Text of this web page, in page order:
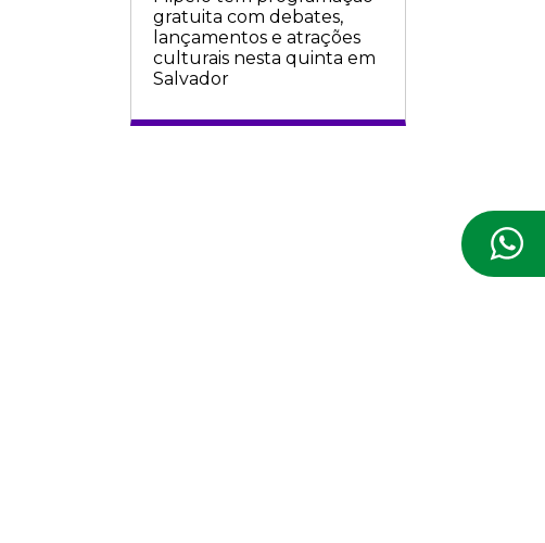
gratuita com debates,
lançamentos e atrações
culturais nesta quinta em
Salvador